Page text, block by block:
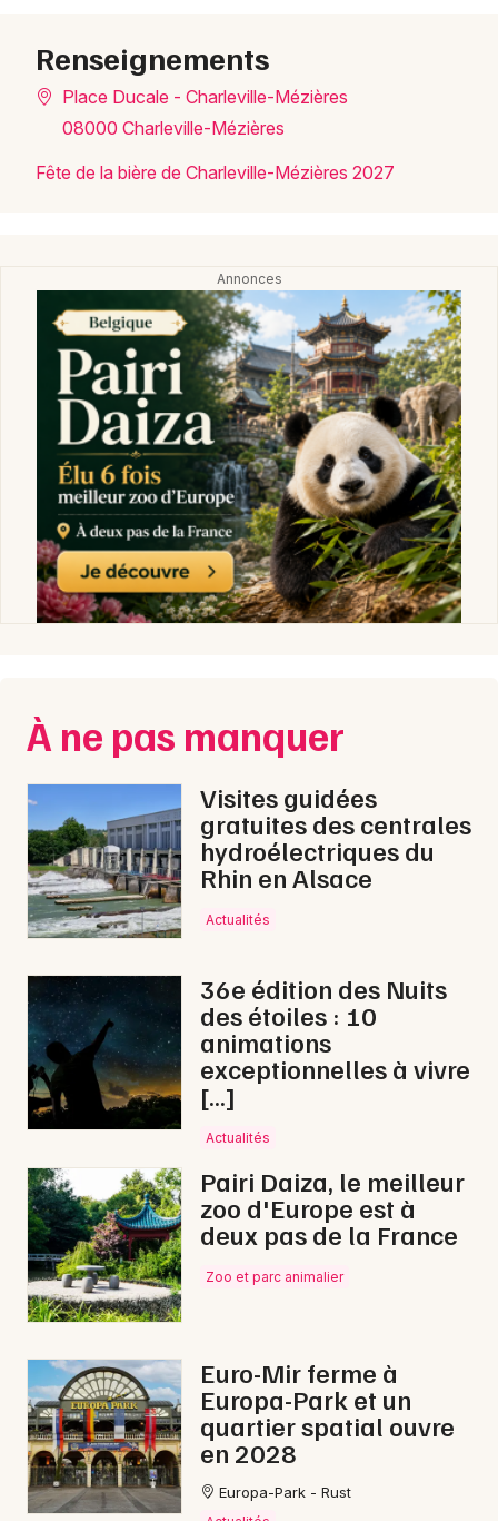
Renseignements
Place Ducale - Charleville-Mézières
08000 Charleville-Mézières
Fête de la bière de Charleville-Mézières 2027
À ne pas manquer
Visites guidées
gratuites des centrales
hydroélectriques du
Rhin en Alsace
Actualités
36e édition des Nuits
des étoiles : 10
animations
exceptionnelles à vivre
[…]
Actualités
Pairi Daiza, le meilleur
zoo d'Europe est à
deux pas de la France
Zoo et parc animalier
Euro-Mir ferme à
Europa-Park et un
quartier spatial ouvre
en 2028
Europa-Park - Rust